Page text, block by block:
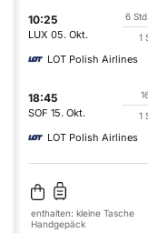
10:25
LUX 05. Okt.
6
1
LOT Polish Airlines
18:45
SOF 15. Okt.
1
LOT Polish Airlines
enthalten: kleine Tasche
Handgepäck